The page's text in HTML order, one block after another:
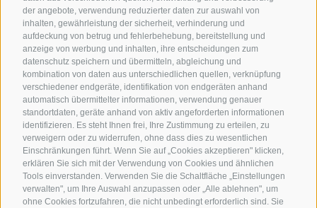
der angebote, verwendung reduzierter daten zur auswahl von
inhalten, gewährleistung der sicherheit, verhinderung und
aufdeckung von betrug und fehlerbehebung, bereitstellung und
anzeige von werbung und inhalten, ihre entscheidungen zum
datenschutz speichern und übermitteln, abgleichung und
kombination von daten aus unterschiedlichen quellen, verknüpfung
verschiedener endgeräte, identifikation von endgeräten anhand
automatisch übermittelter informationen, verwendung genauer
standortdaten, geräte anhand von aktiv angeforderten informationen
identifizieren. Es steht Ihnen frei, Ihre Zustimmung zu erteilen, zu
verweigern oder zu widerrufen, ohne dass dies zu wesentlichen
Einschränkungen führt. Wenn Sie auf „Cookies akzeptieren" klicken,
erklären Sie sich mit der Verwendung von Cookies und ähnlichen
Tools einverstanden. Verwenden Sie die Schaltfläche „Einstellungen
verwalten", um Ihre Auswahl anzupassen oder „Alle ablehnen", um
ohne Cookies fortzufahren, die nicht unbedingt erforderlich sind. Sie